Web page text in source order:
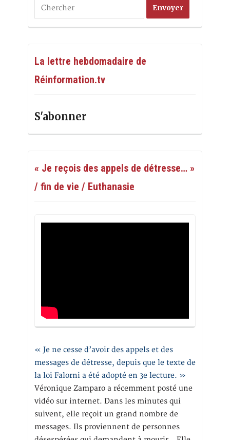
La lettre hebdomadaire de
Réinformation.tv
S'abonner
« Je reçois des appels de détresse… »
/ fin de vie / Euthanasie
« Je ne cesse d’avoir des appels et des
messages de détresse, depuis que le texte de
la loi Falorni a été adopté en 3e lecture. »
Véronique Zamparo a récemment posté une
vidéo sur internet. Dans les minutes qui
suivent, elle reçoit un grand nombre de
messages. Ils proviennent de personnes